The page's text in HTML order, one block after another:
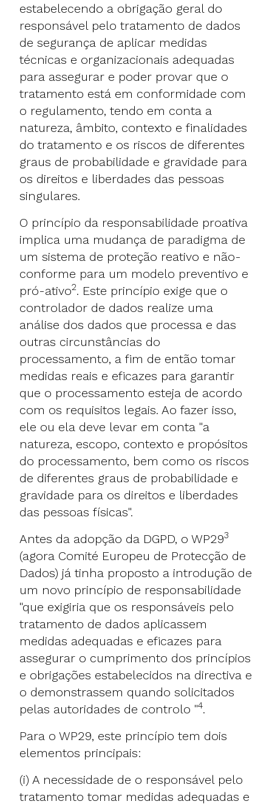
estabelecendo a obrigação geral do
responsável pelo tratamento de dados
de segurança de aplicar medidas
técnicas e organizacionais adequadas
para assegurar e poder provar que o
tratamento está em conformidade com
o regulamento, tendo em conta a
natureza, âmbito, contexto e finalidades
do tratamento e os riscos de diferentes
graus de probabilidade e gravidade para
os direitos e liberdades das pessoas
singulares.
O princípio da responsabilidade proativa
implica uma mudança de paradigma de
um sistema de proteção reativo e não-
conforme para um modelo preventivo e
pró-ativo2. Este princípio exige que o
controlador de dados realize uma
análise dos dados que processa e das
outras circunstâncias do
processamento, a fim de então tomar
medidas reais e eficazes para garantir
que o processamento esteja de acordo
com os requisitos legais. Ao fazer isso,
ele ou ela deve levar em conta "a
natureza, escopo, contexto e propósitos
do processamento, bem como os riscos
de diferentes graus de probabilidade e
gravidade para os direitos e liberdades
das pessoas físicas".
Antes da adopção da DGPD, o WP293
(agora Comité Europeu de Protecção de
Dados) já tinha proposto a introdução de
um novo princípio de responsabilidade
"que exigiria que os responsáveis pelo
tratamento de dados aplicassem
medidas adequadas e eficazes para
assegurar o cumprimento dos princípios
e obrigações estabelecidos na directiva e
o demonstrassem quando solicitados
pelas autoridades de controlo "4.
Para o WP29, este princípio tem dois
elementos principais:
(i) A necessidade de o responsável pelo
tratamento tomar medidas adequadas e